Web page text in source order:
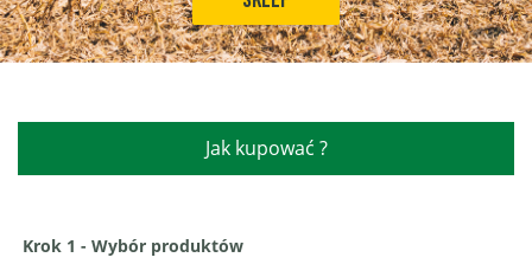
Jak kupować ?
Krok 1 - Wybór produktów